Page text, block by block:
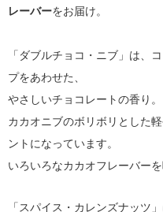
レーバーをお届け。
「ダブルチョコ・ニブ」は、
プをあわせた、
やさしいチョコレートの香り。
カカオニブのボリボリとした
ントになっています。
いろいろなカカオフレーバー
「スパイス・カレンズナッツ